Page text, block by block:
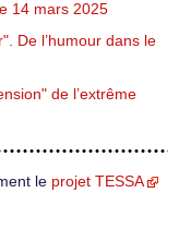
14 mars 2025
De l’humour dans le
de l’extrême
le projet TESSA